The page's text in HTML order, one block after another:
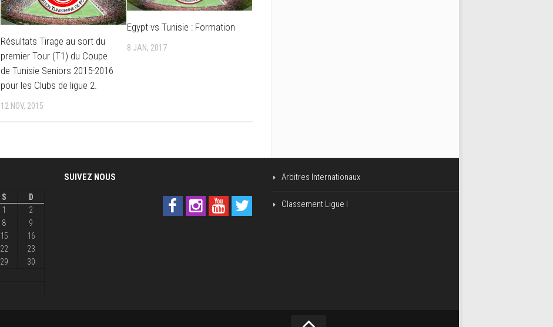
Résultats Tirage au sort du
premier Tour (T1) du Coupe
de Tunisie Seniors 2015-2016
pour les Clubs de ligue 2.
12 NOV, 2015
Egypt vs Tunisie : Formation
8 JAN, 2017
S D
1
2
8
9
15
16
22
23
29
30
SUIVEZ NOUS Arbitres Internationaux
Classement Ligue I